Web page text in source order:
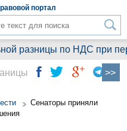
портал
разницы по НДС при
Сенаторы приняли